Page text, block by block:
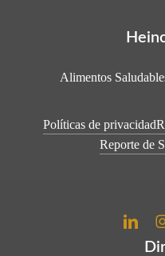
Alimentos
Políticas de privacidad
Reporte de